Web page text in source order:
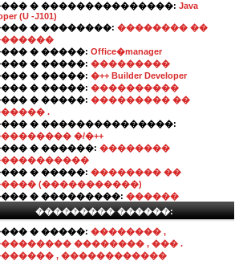
� ���������������: Java
(U -J101)
� ��������: �������� ��
� �����: Office�manager
� �����: ���������
� �����: �++ Builder Developer
� �����: ����������
� �����: ��������� ��
.
� ���������������:
�/�++
� ������: ��������
� �����: �������� ��
(�����������)
� ���������: ������
��������� ������:
� �����: �������� ,
�������� , ��� .
, ������������